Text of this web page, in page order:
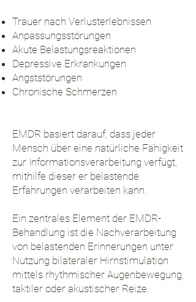
Trauer nach Verlusterlebnissen
Anpassungsstörungen
Akute Belastungsreaktionen
Depressive Erkrankungen
Angststörungen
Chronische Schmerzen
EMDR basiert darauf, dass jeder
Mensch über eine natürliche Fähigkeit
zur Informationsverarbeitung verfügt,
mithilfe dieser er belastende
Erfahrungen verarbeiten kann.
Ein zentrales Element der EMDR-
Behandlung ist die Nachverarbeitung
von belastenden Erinnerungen unter
Nutzung bilateraler Hirnstimulation
mittels rhythmischer Augenbewegung,
taktiler oder akustischer Reize.